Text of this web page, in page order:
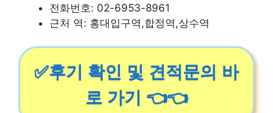
전화번호: 02-6953-8961
근처 역: 홍대입구역,합정역,상수역
✅후기 확인 및 견적문의 바
로 가기 👈👈